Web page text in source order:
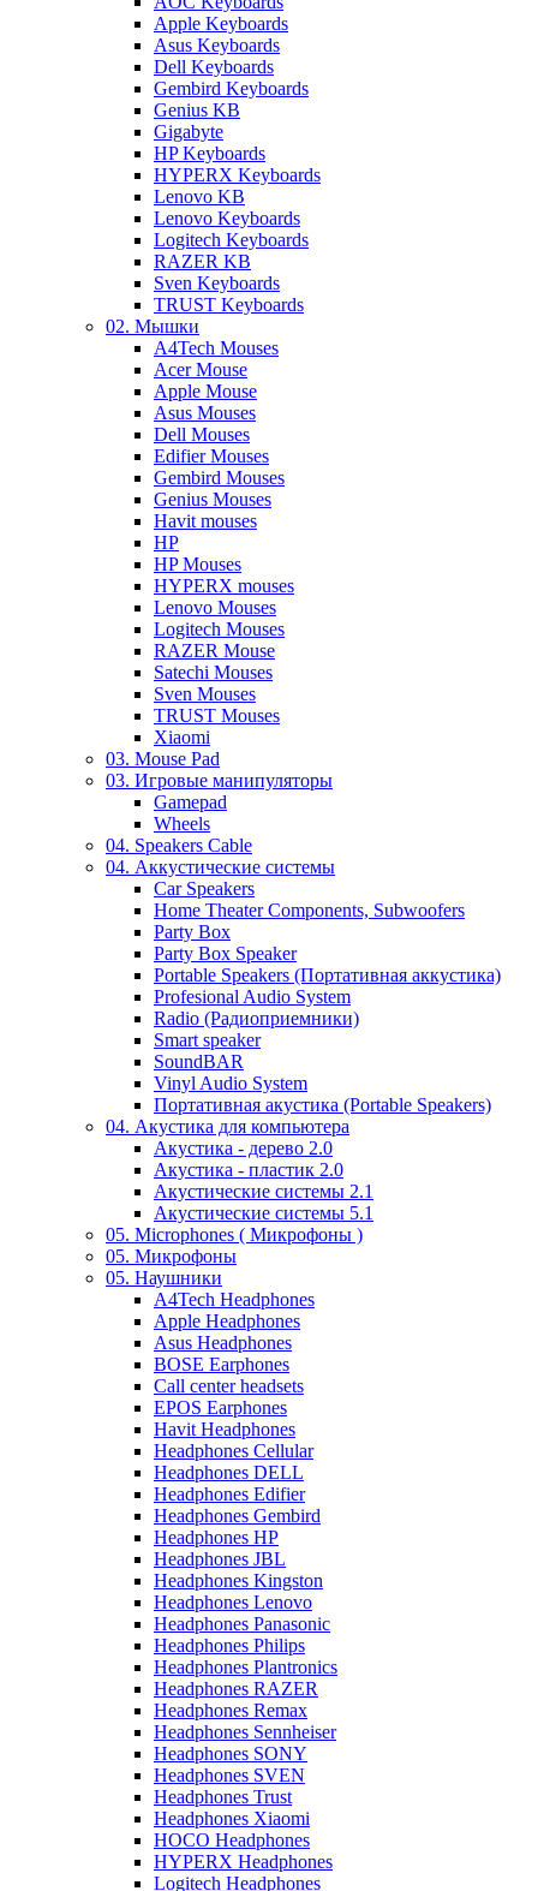
Apple Keyboards
Asus Keyboards
Dell Keyboards
Gembird Keyboards
Genius KB
Gigabyte
HP Keyboards
HYPERX Keyboards
Lenovo KB
Lenovo Keyboards
Logitech Keyboards
RAZER KB
Sven Keyboards
TRUST Keyboards
02. Мышки
A4Tech Mouses
Acer Mouse
Apple Mouse
Asus Mouses
Dell Mouses
Edifier Mouses
Gembird Mouses
Genius Mouses
Havit mouses
HP
HP Mouses
HYPERX mouses
Lenovo Mouses
Logitech Mouses
RAZER Mouse
Satechi Mouses
Sven Mouses
TRUST Mouses
Xiaomi
03. Mouse Pad
03. Игровые манипуляторы
Gamepad
Wheels
04. Speakers Cable
04. Аккустические системы
Car Speakers
Home Theater Components, Subwoofers
Party Box
Party Box Speaker
Portable Speakers (Портативная аккустика)
Profesional Audio System
Radio (Радиоприемники)
Smart speaker
SoundBAR
Vinyl Audio System
Портативная акустика (Portable Speakers)
04. Акустика для компьютера
Акустика - дерево 2.0
Акустика - пластик 2.0
Акустические системы 2.1
Акустические системы 5.1
05. Microphones ( Микрофоны )
05. Микрофоны
05. Наушники
A4Tech Headphones
Apple Headphones
Asus Headphones
BOSE Earphones
Call center headsets
EPOS Earphones
Havit Headphones
Headphones Cellular
Headphones DELL
Headphones Edifier
Headphones Gembird
Headphones HP
Headphones JBL
Headphones Kingston
Headphones Lenovo
Headphones Panasonic
Headphones Philips
Headphones Plantronics
Headphones RAZER
Headphones Remax
Headphones Sennheiser
Headphones SONY
Headphones SVEN
Headphones Trust
Headphones Xiaomi
HOCO Headphones
HYPERX Headphones
Logitech Headphones